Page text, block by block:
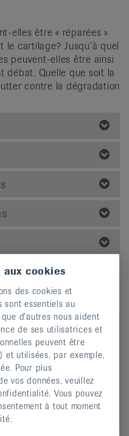
elles être « réparées »
cartilage? Jusqu’à quel
peuvent-elles être ainsi
débat. Quelle que soit la
contre la dégradation
bouger en cas
cookies
des cookies et
sont essentiels au
d’autres nous aident
de ses utilisatrices et
peuvent être
et utilisées, par exemple,
Pour plus
vos données, veuillez
Vous pouvez
à tout moment